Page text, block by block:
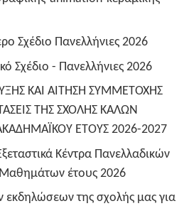
Σχέδιο Πανελλήνιες 2026
Σχέδιο - Πανελλήνιες 2026
ΚΑΙ ΑΙΤΗΣΗ ΣΥΜΜΕΤΟΧΗΣ
ΤΗΣ ΣΧΟΛΗΣ ΚΑΛΩΝ
ΕΤΟΥΣ 2026-2027
Κέντρα Πανελλαδικών
έτους 2026
της σχολής μας για